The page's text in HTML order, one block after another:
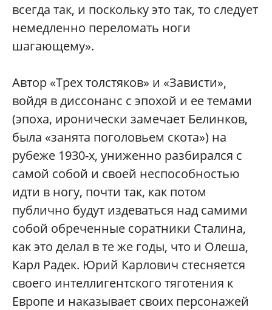
всегда так, и поскольку это так, то следует
немедленно переломать ноги
шагающему».
Автор «Трех толстяков» и «Зависти»,
войдя в диссонанс с эпохой и ее темами
(эпоха, иронически замечает Белинков,
была «занята поголовьем скота») на
рубеже 1930-х, униженно разбирался с
самой собой и своей неспособностью
идти в ногу, почти так, как потом
публично будут издеваться над самими
собой обреченные соратники Сталина,
как это делал в те же годы, что и Олеша,
Карл Радек. Юрий Карлович стесняется
своего интеллигентского тяготения к
Европе и наказывает своих персонажей